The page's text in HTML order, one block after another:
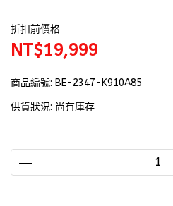
折扣前價格
NT$19,999
商品編號: BE-2347-K910A85
供貨狀況: 尚有庫存